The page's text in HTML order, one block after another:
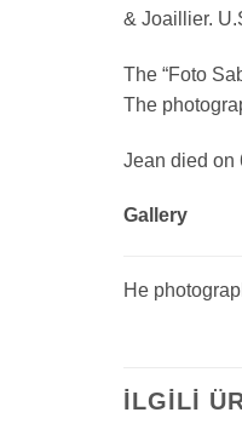
& Joaillier.
The “Foto
The
Jean died on
Gallery
He
İLGILI